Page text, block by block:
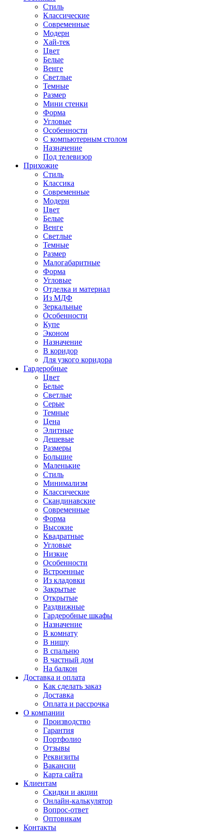
Стиль
Классические
Современные
Модерн
Хай-тек
Цвет
Белые
Венге
Светлые
Темные
Размер
Мини стенки
Форма
Угловые
Особенности
С компьютерным столом
Назначение
Под телевизор
Прихожие
Стиль
Классика
Современные
Модерн
Цвет
Белые
Венге
Светлые
Темные
Размер
Малогабаритные
Форма
Угловые
Отделка и материал
Из МДФ
Зеркальные
Особенности
Купе
Эконом
Назначение
В коридор
Для узкого коридора
Гардеробные
Цвет
Белые
Светлые
Серые
Темные
Цена
Элитные
Дешевые
Размеры
Большие
Маленькие
Стиль
Минимализм
Классические
Скандинавские
Современные
Форма
Высокие
Квадратные
Угловые
Низкие
Особенности
Встроенные
Из кладовки
Закрытые
Открытые
Раздвижные
Гардеробные шкафы
Назначение
В комнату
В нишу
В спальню
В частный дом
На балкон
Доставка и оплата
Как сделать заказ
Доставка
Оплата и рассрочка
О компании
Производство
Гарантия
Портфолио
Отзывы
Реквизиты
Вакансии
Карта сайта
Клиентам
Скидки и акции
Онлайн-калькулятор
Вопрос-ответ
Оптовикам
Контакты